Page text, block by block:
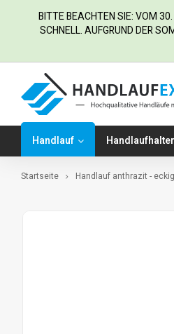
BITTE BEACHTEN SIE: VOM
SCHNELL. AUFGRUND DER
Handlauf Handlaufhalter
Startseite Handlauf anthrazit -